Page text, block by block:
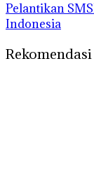
Pelantikan
Indonesia